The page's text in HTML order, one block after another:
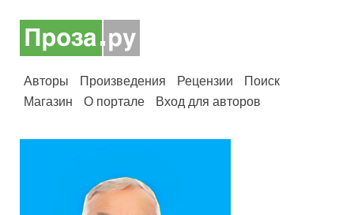
Авторы Произведения Рецензии
Поиск
Магазин
О портале Вход для авторов